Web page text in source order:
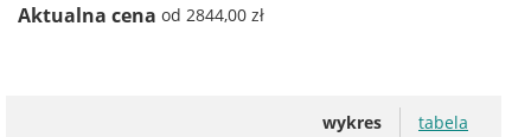
Aktualna cena od 2844,00 zł
wykres tabela